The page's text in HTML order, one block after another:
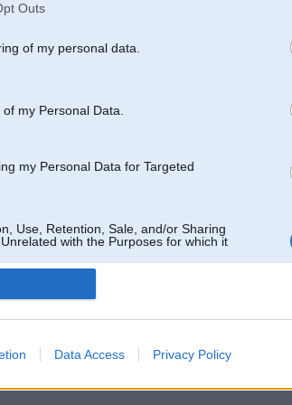
Outs
of my personal data.
my Personal Data.
my Personal Data for Targeted
Use, Retention, Sale, and/or Sharing
with the Purposes for which it
Data Access Privacy Policy